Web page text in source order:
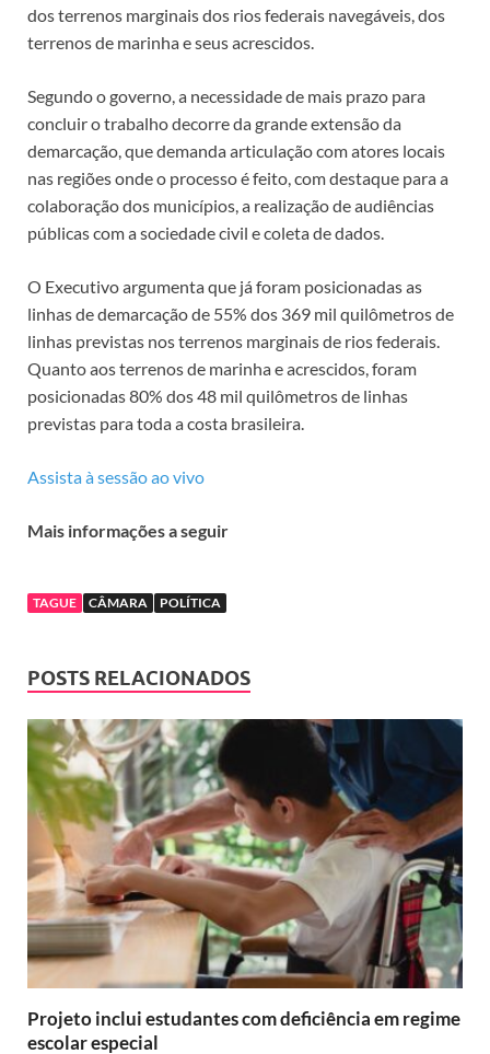
dos terrenos marginais dos rios federais navegáveis, dos
terrenos de marinha e seus acrescidos.
Segundo o governo, a necessidade de mais prazo para
concluir o trabalho decorre da grande extensão da
demarcação, que demanda articulação com atores locais
nas regiões onde o processo é feito, com destaque para a
colaboração dos municípios, a realização de audiências
públicas com a sociedade civil e coleta de dados.
O Executivo argumenta que já foram posicionadas as
linhas de demarcação de 55% dos 369 mil quilômetros de
linhas previstas nos terrenos marginais de rios federais.
Quanto aos terrenos de marinha e acrescidos, foram
posicionadas 80% dos 48 mil quilômetros de linhas
previstas para toda a costa brasileira.
Assista à sessão ao vivo
Mais informações a seguir
TAGUE CÂMARA POLÍTICA
POSTS RELACIONADOS
Projeto inclui estudantes com deficiência em regime
escolar especial